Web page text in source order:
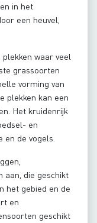
in het
een heuvel,
waar veel
grassoorten
vorming van
plekken kan een
Het kruidenrijk
en
de vogels.
aan, die geschikt
het gebied en de
en
geschikt